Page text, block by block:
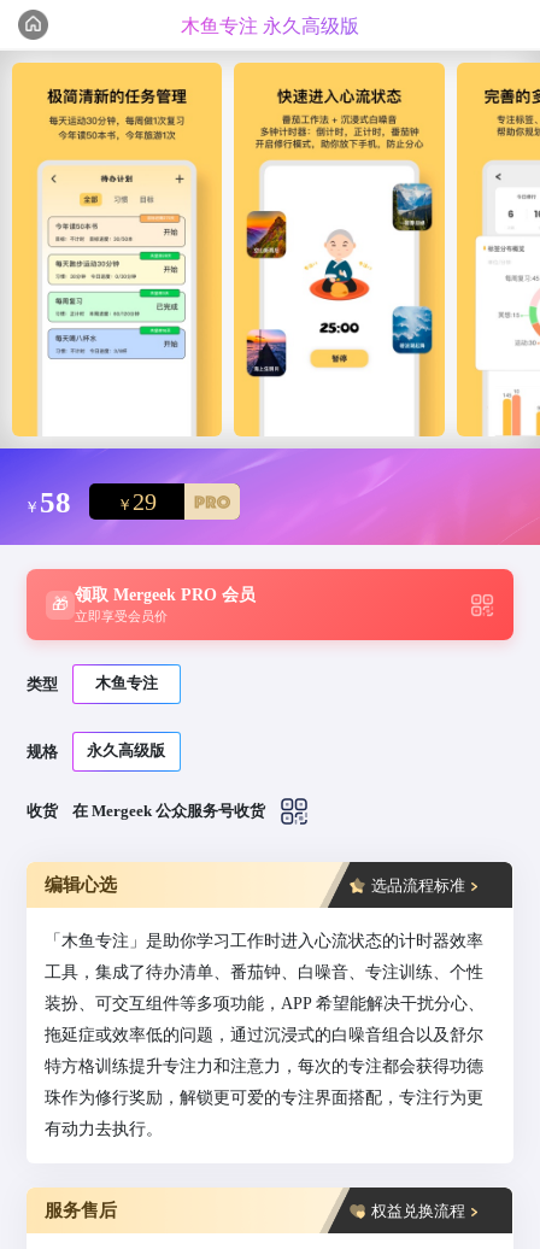
木鱼专注 永久高级版
编辑心选 精选测评
￥ 58 ￥ 29
🎁
领取 Mergeek PRO 会员
立即享受会员价
类型 木鱼专注
规格 永久高级版
收货 在 Mergeek 公众服务号收货
编辑心选 选品流程标准
「木鱼专注」是助你学习工作时进入心流状态的计时器效率
工具，集成了待办清单、番茄钟、白噪音、专注训练、个性
装扮、可交互组件等多项功能，APP 希望能解决干扰分心、
拖延症或效率低的问题，通过沉浸式的白噪音组合以及舒尔
特方格训练提升专注力和注意力，每次的专注都会获得功德
珠作为修行奖励，解锁更可爱的专注界面搭配，专注行为更
有动力去执行。
服务售后 权益兑换流程